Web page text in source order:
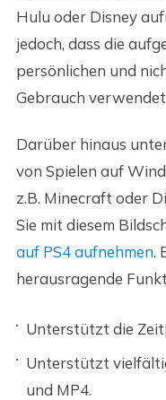
Hulu oder Disney
jedoch, dass die
persönlichen und
Gebrauch
Darüber hinaus
von Spielen auf
z.B. Minecraft oder
Sie mit diesem
auf PS4 aufnehmen.
herausragende
Unterstützt die
Unterstützt
und MP4.